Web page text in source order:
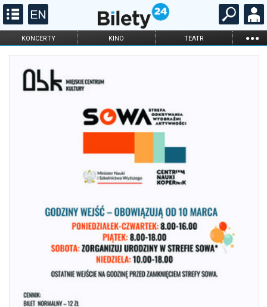
KONCERTY KINO TEATR ...
FILHARMONIA OPERA I BALET
DLA DZIECI